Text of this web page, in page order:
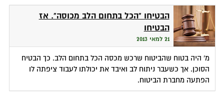
הבטיחו "הכל בתחום הלב מכוסה". אז
הבטיחו
21 למאי 2013
מ' היה בטוח שהביטוח שרכש מכסה הכל בתחום הלב. כך הבטיח
הסוכן. אך כשעבר ניתוח לב ואיבד את יכולתו לעבוד ציפתה לו
הפתעה מחברת הביטוח.